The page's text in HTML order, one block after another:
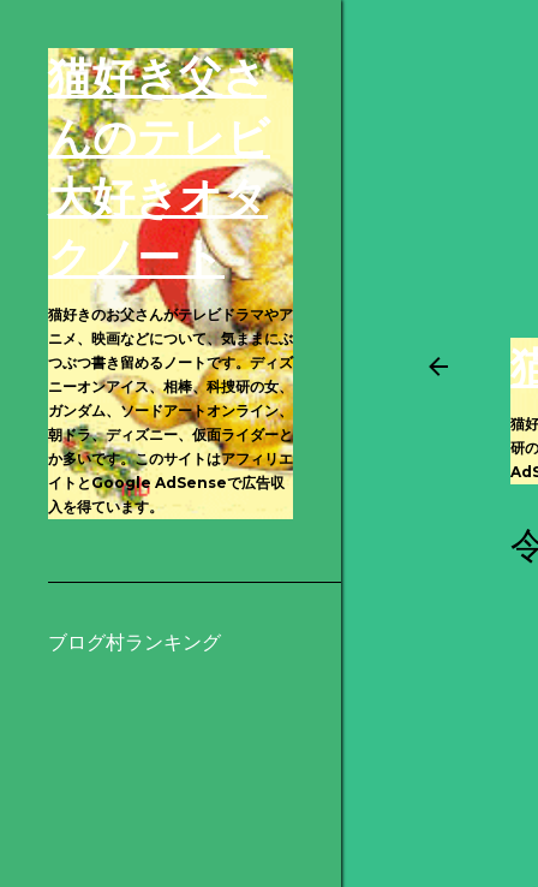
猫
研
猫好き父さ
んのテレビ
大好きオタ
クノート
猫好きのお父さんがテレビドラマやア
ニメ、映画などについて、気ままにぶ
つぶつ書き留めるノートです。ディズ
ニーオンアイス、相棒、科捜研の女、
ガンダム、ソードアートオンライン、
朝ドラ、ディズニー、仮面ライダーと
か多いです。このサイトはアフィリエ
イトとGoogle AdSenseで広告収
入を得ています。
ブログ村ランキング